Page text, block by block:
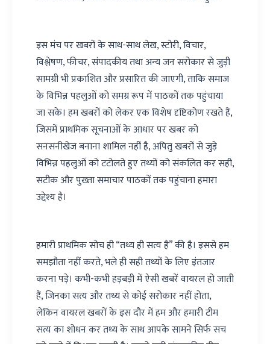
इस मंच पर खबरों के साथ-साथ लेख, स्टोरी, विचार,
विश्लेषण, फीचर, संपादकीय तथा अन्य जन सरोकार से जुड़ी
सामग्री भी प्रकाशित और प्रसारित की जाएगी, ताकि समाज
के विभिन्न पहलुओं को समग्र रूप में पाठकों तक पहुंचाया
जा सके। हम खबरों को लेकर एक विशेष दृष्टिकोण रखते हैं,
जिसमें प्राथमिक सूचनाओं के आधार पर खबर को
सनसनीखेज बनाना शामिल नहीं है, अपितु खबरों से जुड़े
विभिन्न पहलुओं को टटोलते हुए तथ्यों को संकलित कर सही,
सटीक और पुख्ता समाचार पाठकों तक पहुंचाना हमारा
उद्देश्य है।
हमारी प्राथमिक सोच ही “तथ्य ही सत्य है” की है। इससे हम
समझौता नहीं करते, भले ही सही तथ्यों के लिए इंतजार
करना पड़े। कभी-कभी हड़बड़ी में ऐसी खबरें वायरल हो जाती
हैं, जिनका सत्य और तथ्य से कोई सरोकार नहीं होता,
लेकिन वायरल खबरों के इस दौर में हम और हमारी टीम
सत्य का शोधन कर तथ्य के साथ आपके सामने सिर्फ सच